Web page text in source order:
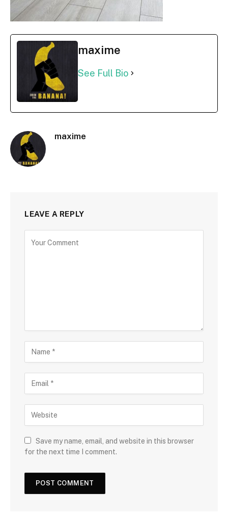
maxime
See Full Bio
maxime
LEAVE A REPLY
Save my name, email, and website in this browser
for the next time I comment.